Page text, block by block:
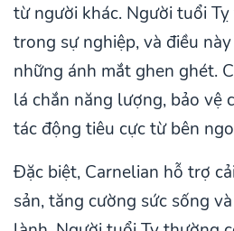
từ người khác. Người tuổi
trong sự nghiệp, và điều
những ánh mắt ghen ghét.
lá chắn năng lượng, bảo vệ
tác động tiêu cực từ bên
Đặc biệt, Carnelian hỗ trợ
sản, tăng cường sức sống